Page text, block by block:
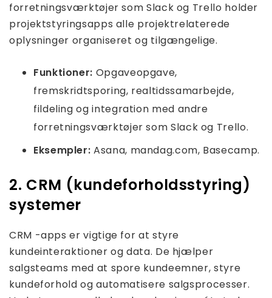
forretningsværktøjer som Slack og Trello holder
projektstyringsapps alle projektrelaterede
oplysninger organiseret og tilgængelige.
Funktioner: Opgaveopgave,
fremskridtsporing, realtidssamarbejde,
fildeling og integration med andre
forretningsværktøjer som Slack og Trello.
Eksempler:Asana, mandag.com, Basecamp.
2. CRM (kundeforholdsstyring)
systemer
CRM -apps er vigtige for at styre
kundeinteraktioner og data. De hjælper
salgsteams med at spore kundeemner, styre
kundeforhold og automatisere salgsprocesser.